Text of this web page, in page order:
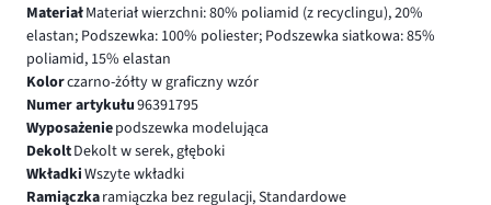
MateriałMateriał wierzchni: 80% poliamid (z recyclingu), 20%
elastan; Podszewka: 100% poliester; Podszewka siatkowa: 85%
poliamid, 15% elastan
Kolorczarno-żółty w graficzny wzór
Numer artykułu96391795
Wyposażeniepodszewka modelująca
DekoltDekolt w serek, głęboki
WkładkiWszyte wkładki
Ramiączkaramiączka bez regulacji, Standardowe